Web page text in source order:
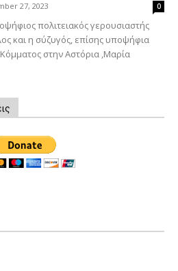
27, 2023 0
πολιτειακός γερουσιαστής
και η σύζυγός, επίσης υποψήφια
στην Αστόρια ,Μαρία